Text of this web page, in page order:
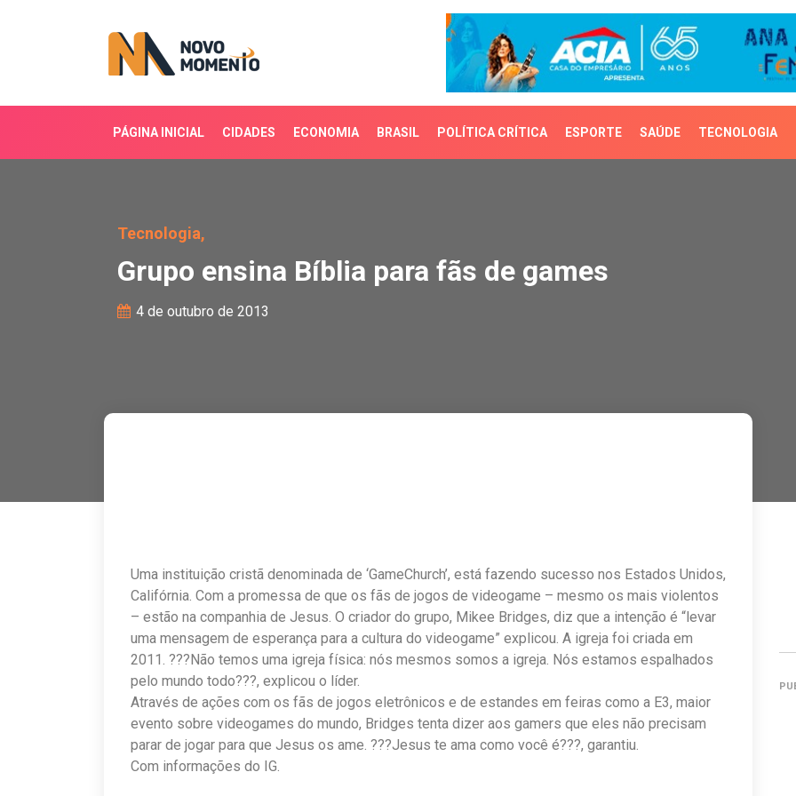
PÁGINA INICIAL CIDADES ECONOMIA BRASIL POLÍTICA CRÍTICA ESPORTE SAÚDE TECNOLOGIA
Tecnologia,
Grupo ensina Bíblia para fãs de games
4 de outubro de 2013
Uma instituição cristã denominada de ‘GameChurch’, está fazendo sucesso nos Estados Unidos,
Califórnia. Com a promessa de que os fãs de jogos de videogame – mesmo os mais violentos
– estão na companhia de Jesus. O criador do grupo, Mikee Bridges, diz que a intenção é “levar
uma mensagem de esperança para a cultura do videogame” explicou. A igreja foi criada em
2011. ???Não temos uma igreja física: nós mesmos somos a igreja. Nós estamos espalhados
pelo mundo todo???, explicou o líder.
Através de ações com os fãs de jogos eletrônicos e de estandes em feiras como a E3, maior
evento sobre videogames do mundo, Bridges tenta dizer aos gamers que eles não precisam
parar de jogar para que Jesus os ame. ???Jesus te ama como você é???, garantiu.
Com informações do IG.